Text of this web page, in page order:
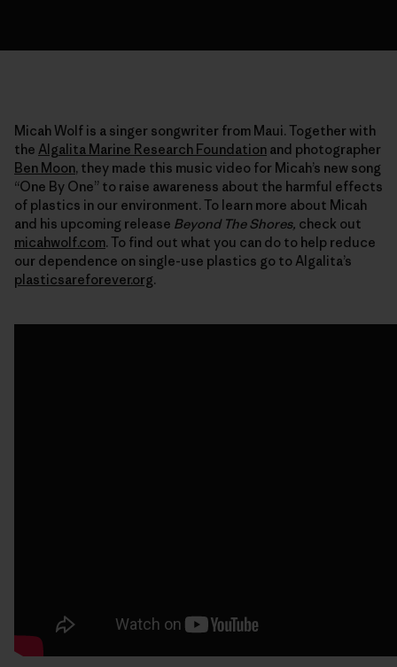
Micah Wolf is a singer songwriter from Maui. Together with
the Algalita Marine Research Foundation and photographer
Ben Moon, they made this music video for Micah’s new song
“One By One” to raise awareness about the harmful effects
of plastics in our environment. To learn more about Micah
and his upcoming release Beyond The Shores, check out
micahwolf.com. To find out what you can do to help reduce
our dependence on single-use plastics go to Algalita’s
plasticsareforever.org.